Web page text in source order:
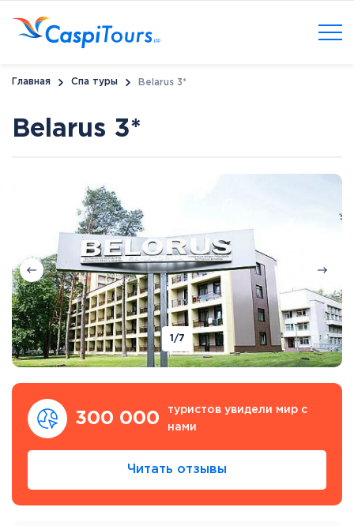
Главная Спа туры Belarus 3*
Belarus 3*
1 /7
300 000
туристов увидели мир с
нами
Читать отзывы